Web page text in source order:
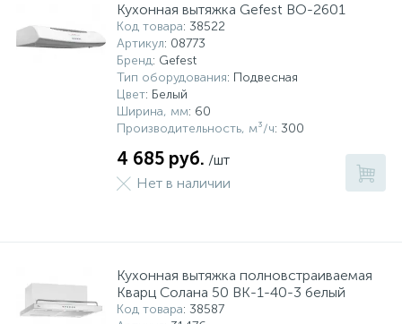
Кухонная вытяжка Gefest ВО-2601
Код товара: 38522
Артикул: 08773
Бренд: Gefest
Тип оборудования: Подвесная
Цвет: Белый
Ширина, мм: 60
Производительность, м³/ч: 300
4 685 руб. /шт
Нет в наличии
Кухонная вытяжка полновстраиваемая
Кварц Солана 50 ВК-1-40-3 белый
Код товара: 38587